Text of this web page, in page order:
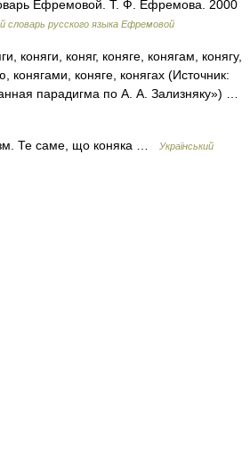
Ефремовой. Т. Ф. Ефремова. 2000
словарь русского языка Ефремовой
коняги, коняг, коняге, конягам, конягу,
конягами, коняге, конягах (Источник:
парадигма по А. А. Зализняку») …
Те саме, що коняка …
Український